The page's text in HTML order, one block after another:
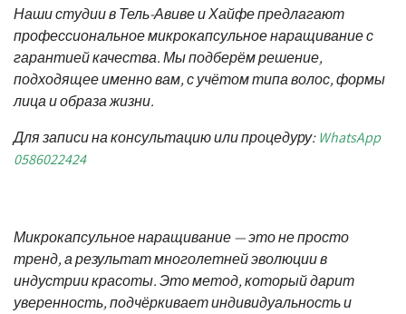
Наши студии в Тель-Авиве и Хайфе предлагают
профессиональное микрокапсульное наращивание с
гарантией качества. Мы подберём решение,
подходящее именно вам, с учётом типа волос, формы
лица и образа жизни.
Для записи на консультацию или процедуру:WhatsApp
0586022424
Микрокапсульное наращивание — это не просто
тренд, а результат многолетней эволюции в
индустрии красоты. Это метод, который дарит
уверенность, подчёркивает индивидуальность и